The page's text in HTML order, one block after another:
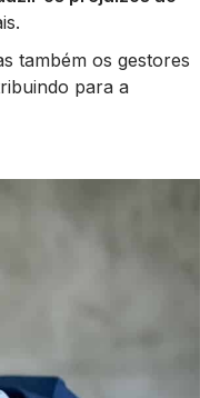
também os gestores
para a